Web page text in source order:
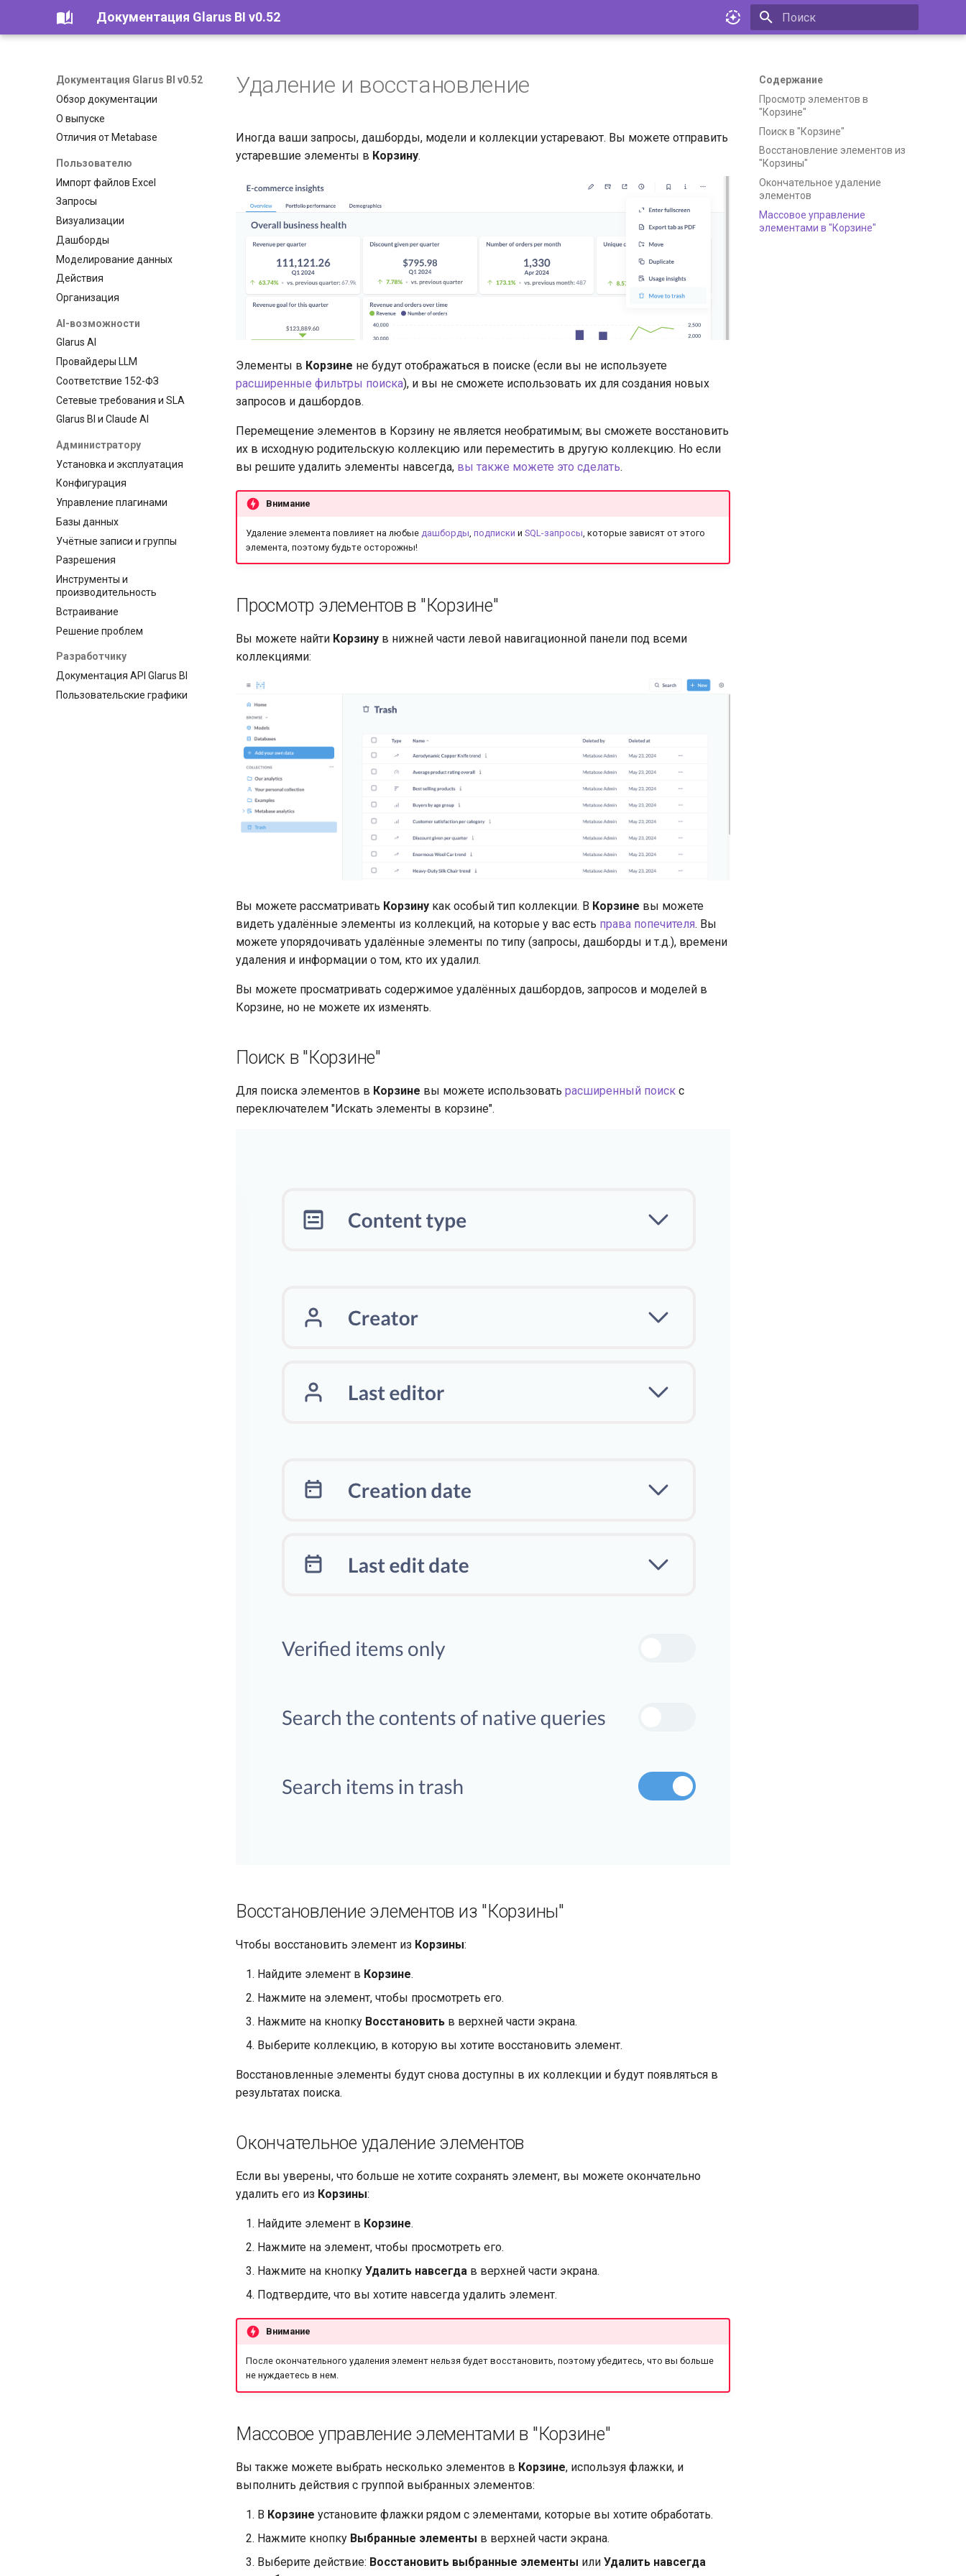
Документация Glarus BI v0.52
Документация Glarus BI v0.52
Обзор документации
О выпуске
Отличия от Metabase
Пользователю
Импорт файлов Excel
Запросы
Визуализации
Дашборды
Моделирование данных
Действия
Организация
AI-возможности
Glarus AI
Провайдеры LLM
Соответствие 152-ФЗ
Сетевые требования и SLA
Glarus BI и Claude AI
Администратору
Установка и эксплуатация
Конфигурация
Управление плагинами
Базы данных
Учётные записи и группы
Разрешения
Инструменты и
производительность
Встраивание
Решение проблем
Разработчику
Документация API Glarus BI
Пользовательские графики
Содержание
Просмотр элементов в
"Корзине"
Поиск в "Корзине"
Восстановление элементов из
"Корзины"
Окончательное удаление
элементов
Массовое управление
элементами в "Корзине"
Удаление и восстановление
Иногда ваши запросы, дашборды, модели и коллекции устаревают. Вы можете отправить
устаревшие элементы в Корзину.
Элементы в Корзине не будут отображаться в поиске (если вы не используете
расширенные фильтры поиска), и вы не сможете использовать их для создания новых
запросов и дашбордов.
Перемещение элементов в Корзину не является необратимым; вы сможете восстановить
их в исходную родительскую коллекцию или переместить в другую коллекцию. Но если
вы решите удалить элементы навсегда, вы также можете это сделать.
Внимание
Удаление элемента повлияет на любые дашборды подписки и SQL-запросы , которые зависят от этого
элемента, поэтому будьте осторожны!
Просмотр элементов в "Корзине"
Вы можете найти Корзину в нижней части левой навигационной панели под всеми
коллекциями:
Вы можете рассматривать Корзину как особый тип коллекции. В Корзине вы можете
видеть удалённые элементы из коллекций, на которые у вас есть права попечителя. Вы
можете упорядочивать удалённые элементы по типу (запросы, дашборды и т.д.), времени
удаления и информации о том, кто их удалил.
Вы можете просматривать содержимое удалённых дашбордов, запросов и моделей в
Корзине, но не можете их изменять.
Поиск в "Корзине"
Для поиска элементов в Корзине вы можете использовать расширенный поиск с
переключателем "Искать элементы в корзине".
Восстановление элементов из "Корзины"
Чтобы восстановить элемент из Корзины:
Найдите элемент в Корзине.
Нажмите на элемент, чтобы просмотреть его.
Нажмите на кнопку Восстановить в верхней части экрана.
Выберите коллекцию, в которую вы хотите восстановить элемент.
Восстановленные элементы будут снова доступны в их коллекции и будут появляться в
результатах поиска.
Окончательное удаление элементов
Если вы уверены, что больше не хотите сохранять элемент, вы можете окончательно
удалить его из Корзины:
Найдите элемент в Корзине.
Нажмите на элемент, чтобы просмотреть его.
Нажмите на кнопку Удалить навсегда в верхней части экрана.
Подтвердите, что вы хотите навсегда удалить элемент.
Внимание
После окончательного удаления элемент нельзя будет восстановить, поэтому убедитесь, что вы больше
не нуждаетесь в нем.
Массовое управление элементами в "Корзине"
Вы также можете выбрать несколько элементов в Корзине, используя флажки, и
выполнить действия с группой выбранных элементов:
В Корзине установите флажки рядом с элементами, которые вы хотите обработать.
Нажмите кнопку Выбранные элементы в верхней части экрана.
Выберите действие: Восстановить выбранные элементы или Удалить навсегда